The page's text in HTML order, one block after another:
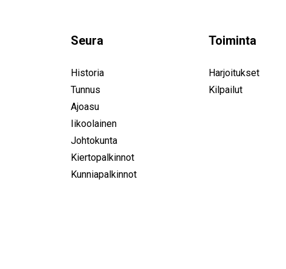
Seura
Historia
Tunnus
Ajoasu
Iikoolainen
Johtokunta
Kiertopalkinnot
Kunniapalkinnot
Toiminta
Harjoitukset
Kilpailut